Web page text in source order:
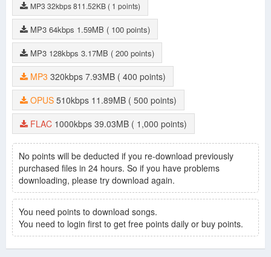
MP3 32kbps811.52KB ( 1 points)
MP3 64kbps 1.59MB ( 100 points)
MP3 128kbps 3.17MB ( 200 points)
MP3 320kbps 7.93MB
( 400 points)
OPUS 510kbps 11.89MB
( 500 points)
FLAC 1000kbps 39.03MB ( 1,000 points)
No points will be deducted if you re-download previously
purchased files in 24 hours. So if you have problems
downloading, please try download again.
You need points to download songs.
You need to login first to get free points daily or buy points.